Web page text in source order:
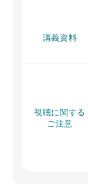
講義資料
視聴に関する
ご注意